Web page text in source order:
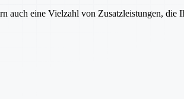
auch eine Vielzahl von Zusatzleistungen, die